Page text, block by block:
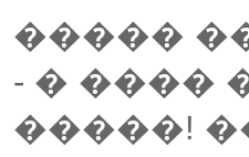
�����
- � ����
�����!